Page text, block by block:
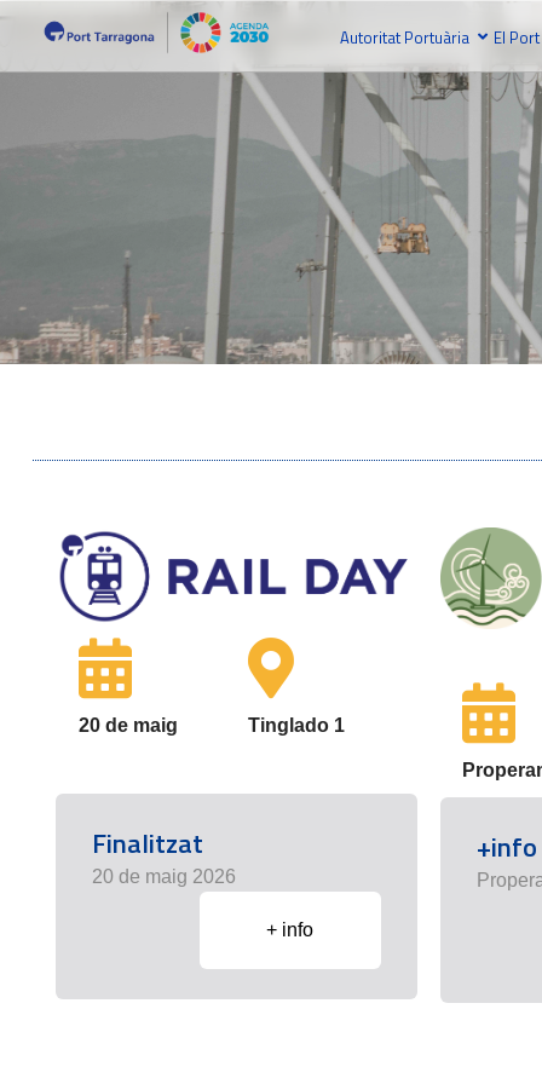
Autoritat Portuària El Port
20 de maig Tinglado 1
Finalitzat
20 de maig 2026
+ info
+info